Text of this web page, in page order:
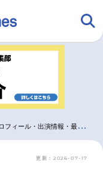
メ
ズ
ル・出演情報・最新情報まとめ
更新：2026-07-17